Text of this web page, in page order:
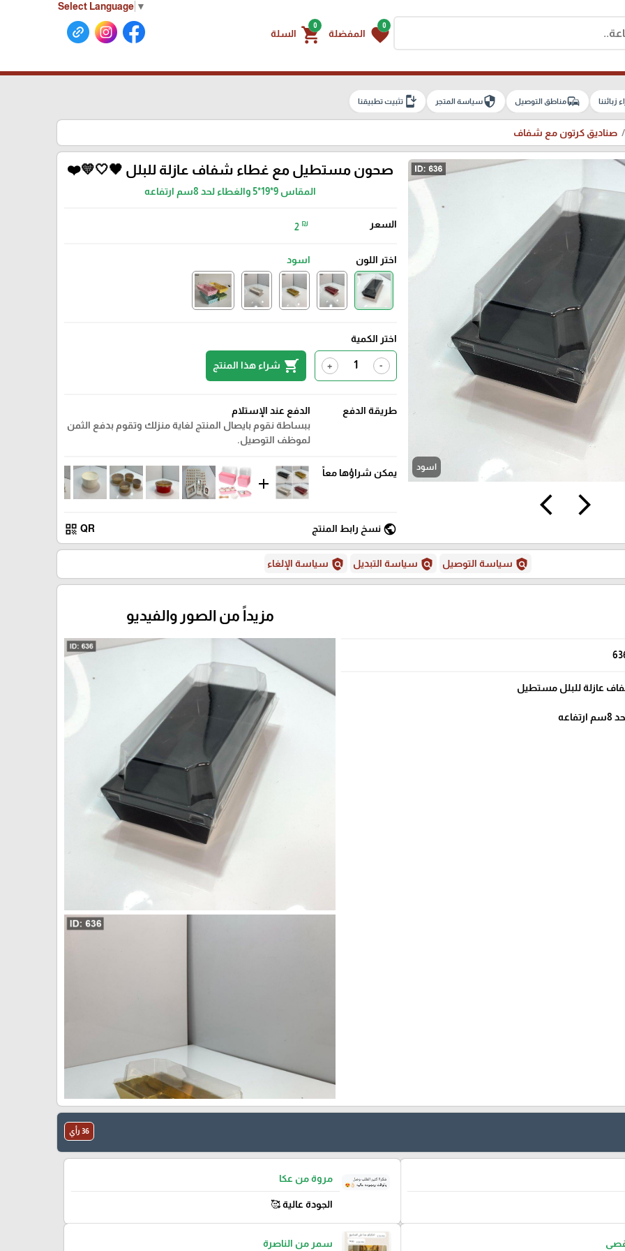
Select Language ▼
0
favorite المفضلة
0
shopping_cart السلة
زبائننا commuteمناطق التوصيل securityسياسة المتجر install_mobileتثبيت تطبيقنا
صناديق كرتون مع شفاف
اسود
arrow_forward_ios
arrow_back_ios
صحون مستطيل مع غطاء شفاف عازلة للبلل 🖤🤍💛❤️
المقاس 9*19*5 والغطاء لحد 8سم ارتفاعه
السعر 2 ₪
اختر اللون اسود
اختر الكمية
-
+
shopping_cart شراء هذا المنتج
طريقة الدفع
الدفع عند الإستلام
ببساطة نقوم بايصال المنتج لغاية منزلك وتقوم بدفع الثمن
لموظف التوصيل.
يمكن شراؤها معاً
add
public نسخ رابط المنتج QR
qr_code
policy سياسة التوصيل policy سياسة التبديل policy سياسة الإلغاء
عازلة للبلل مستطيل
مزيداً من الصور والفيديو
36 رأي
مروة من عكا
الجودة عالية 🥰
سمر من الناصرة